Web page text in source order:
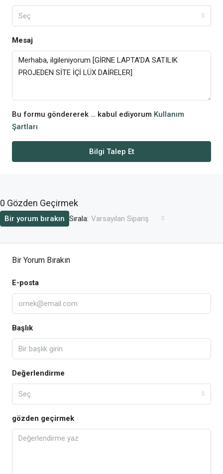
Seç
Mesaj
Bu formu göndererek … kabul ediyorum Kullanım
Şartları
Bilgi Talep Et
0 Gözden Geçirmek
Sırala: Varsayılan Sipariş
Bir yorum bırakın
Bir Yorum Bırakın
E-posta
Başlık
Değerlendirme
Seç
gözden geçirmek